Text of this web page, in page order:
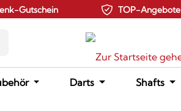
Gutschein TOP-Angebote
Darts Shafts